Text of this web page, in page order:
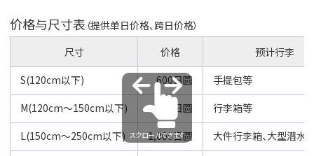
价格与尺寸表 （提供单日价格、跨日价格）
尺寸
价格
预计行李
S(120cm以下)
600日圆
手提包等
M(120cm～150cm以下)
800日圆
行李箱等
L(150cm～250cm以下)
1,000日圆
大件行李箱、大型潜水
スクロールできます